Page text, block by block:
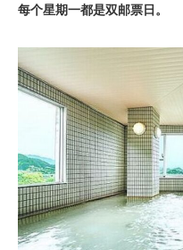
每个星期一都是双邮票日。